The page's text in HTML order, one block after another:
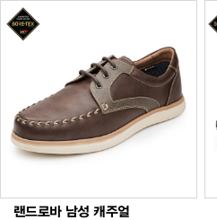
랜드로바 남성 캐주얼